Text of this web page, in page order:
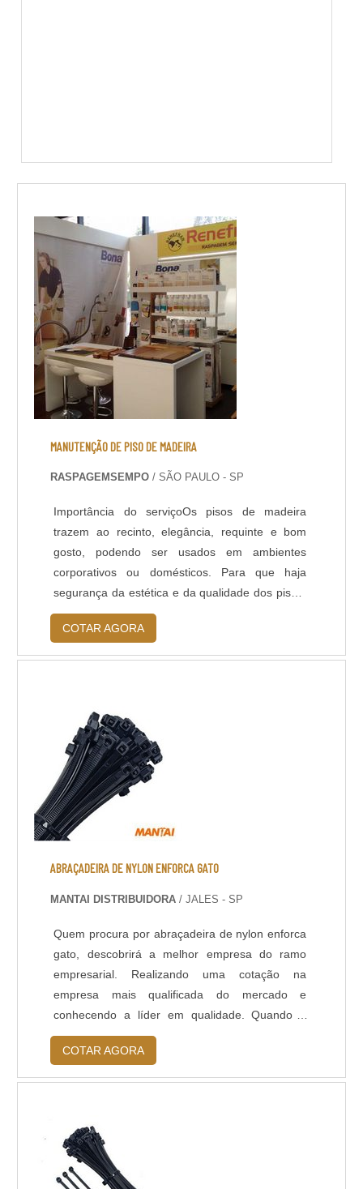
MANUTENÇÃO DE PISO DE MADEIRA
RASPAGEMSEMPO/ SÃO PAULO - SP
Importância do serviçoOs pisos de madeira
trazem ao recinto, elegância, requinte e bom
gosto, podendo ser usados em ambientes
corporativos ou domésticos. Para que haja
segurança da estética e da qualidade dos pisos,
é preciso que haja uma manutenção de piso de
madeira. Isso se faz necessário, pois com o
tempo, os pisos começam a apresentar uma
restauração.Aconselha...
COTAR AGORA
ABRAÇADEIRA DE NYLON ENFORCA GATO
MANTAI DISTRIBUIDORA/ JALES - SP
Quem procura por abraçadeira de nylon enforca
gato, descobrirá a melhor empresa do ramo
empresarial. Realizando uma cotação na
empresa mais qualificada do mercado e
conhecendo a líder em qualidade. Quando o
tema é abraçadeira de nylon enforca gato, com
os colaboradores da Mantai Distribuidora poderá
contar ótima qualidade com entrega em todo o
maneiras eficientes de d...
COTAR AGORA